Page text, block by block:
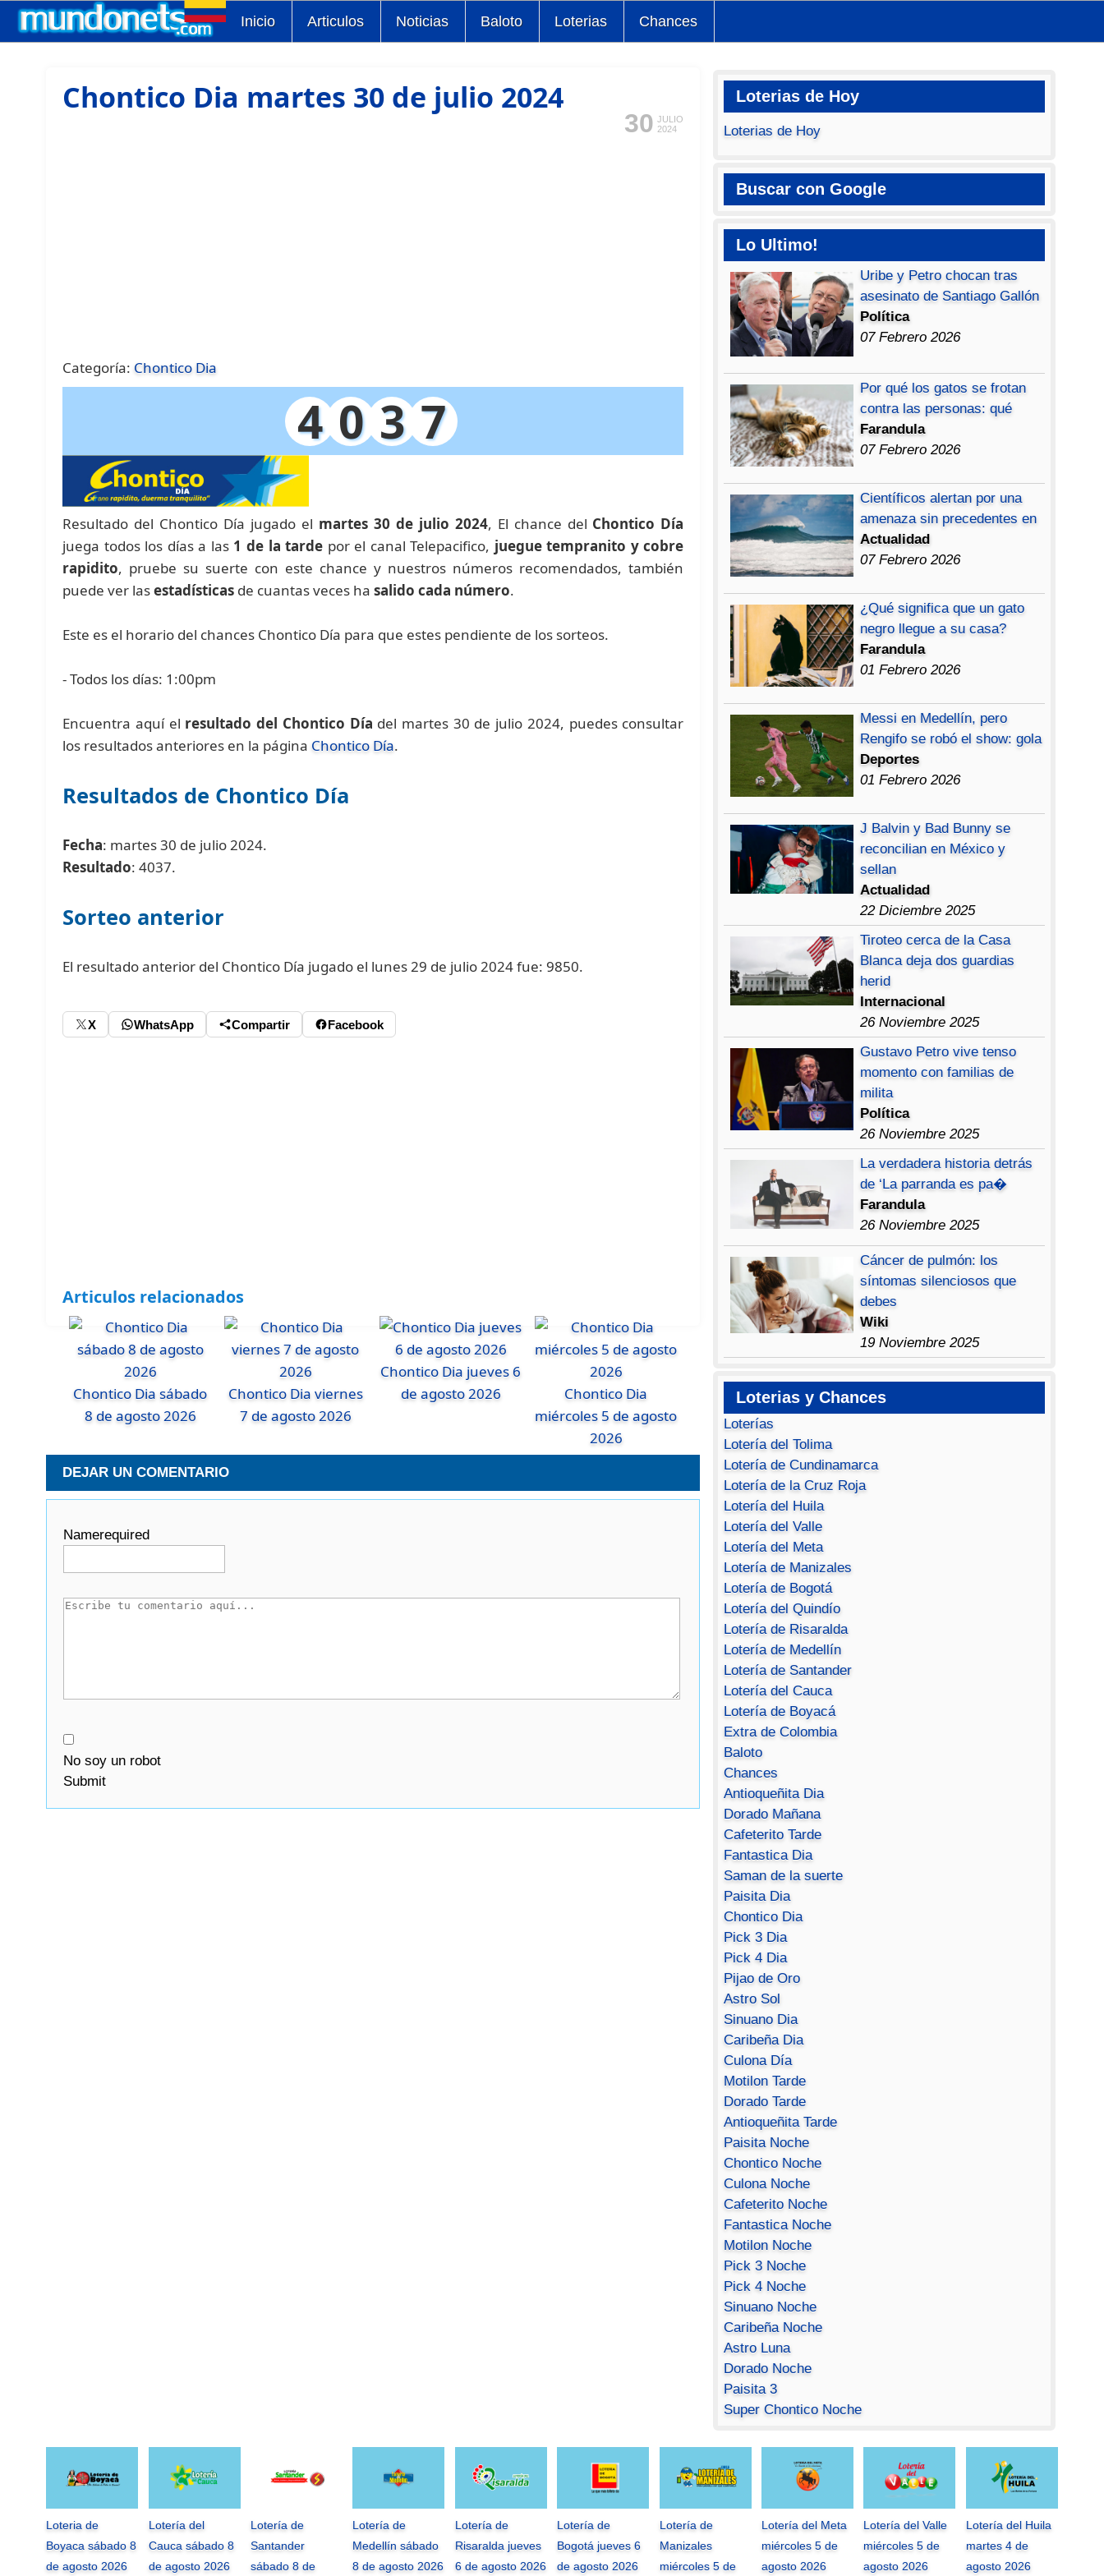
Inicio Articulos Noticias Baloto Loterias Chances
Chontico Dia martes 30 de julio 2024
30 JULIO
2024
Categoría: Chontico Dia
4 0 3 7
Resultado del Chontico Día jugado el martes 30 de julio 2024, El chance del Chontico Día
juega todos los días a las 1 de la tarde por el canal Telepacifico, juegue tempranito y cobre
rapidito, pruebe su suerte con este chance y nuestros números recomendados, también
puede ver lasestadísticas de cuantas veces hasalido cada número.
Este es el horario del chances Chontico Día para que estes pendiente de los sorteos.
- Todos los días: 1:00pm
Encuentra aquí el resultado del Chontico Día del martes 30 de julio 2024, puedes consultar
los resultados anteriores en la página Chontico Día.
Resultados de Chontico Día
Fecha: martes 30 de julio 2024.
Resultado: 4037.
Sorteo anterior
El resultado anterior del Chontico Día jugado el lunes 29 de julio 2024 fue: 9850.
X WhatsApp Compartir Facebook
Articulos relacionados
Chontico Dia sábado
8 de agosto 2026
Chontico Dia viernes
7 de agosto 2026
Chontico Dia jueves 6
de agosto 2026
Chontico Dia
miércoles 5 de agosto
2026
DEJAR UN COMENTARIO
Namerequired
No soy un robot
Submit
Loterias de Hoy
Loterias de Hoy
Buscar con Google
Lo Ultimo!
Uribe y Petro chocan tras
asesinato de Santiago Gallón
Política
07 Febrero 2026
Por qué los gatos se frotan
contra las personas: qué
Farandula
07 Febrero 2026
Científicos alertan por una
amenaza sin precedentes en
Actualidad
07 Febrero 2026
¿Qué significa que un gato
negro llegue a su casa?
Farandula
01 Febrero 2026
Messi en Medellín, pero
Rengifo se robó el show: gola
Deportes
01 Febrero 2026
J Balvin y Bad Bunny se
reconcilian en México y
sellan
Actualidad
22 Diciembre 2025
Tiroteo cerca de la Casa
Blanca deja dos guardias
herid
Internacional
26 Noviembre 2025
Gustavo Petro vive tenso
momento con familias de
milita
Política
26 Noviembre 2025
La verdadera historia detrás
de ‘La parranda es pa�
Farandula
26 Noviembre 2025
Cáncer de pulmón: los
síntomas silenciosos que
debes
Wiki
19 Noviembre 2025
Loterias y Chances
Loterías
Lotería del Tolima
Lotería de Cundinamarca
Lotería de la Cruz Roja
Lotería del Huila
Lotería del Valle
Lotería del Meta
Lotería de Manizales
Lotería de Bogotá
Lotería del Quindío
Lotería de Risaralda
Lotería de Medellín
Lotería de Santander
Lotería del Cauca
Lotería de Boyacá
Extra de Colombia
Baloto
Chances
Antioqueñita Dia
Dorado Mañana
Cafeterito Tarde
Fantastica Dia
Saman de la suerte
Paisita Dia
Chontico Dia
Pick 3 Dia
Pick 4 Dia
Pijao de Oro
Astro Sol
Sinuano Dia
Caribeña Dia
Culona Día
Motilon Tarde
Dorado Tarde
Antioqueñita Tarde
Paisita Noche
Chontico Noche
Culona Noche
Cafeterito Noche
Fantastica Noche
Motilon Noche
Pick 3 Noche
Pick 4 Noche
Sinuano Noche
Caribeña Noche
Astro Luna
Dorado Noche
Paisita 3
Super Chontico Noche
Loteria de
Boyaca sábado 8
de agosto 2026
Lotería del
Cauca sábado 8
de agosto 2026
Lotería de
Santander
sábado 8 de
Lotería de
Medellín sábado
8 de agosto 2026
Lotería de
Risaralda jueves
6 de agosto 2026
Lotería de
Bogotá jueves 6
de agosto 2026
Lotería de
Manizales
miércoles 5 de
Lotería del Meta
miércoles 5 de
agosto 2026
Lotería del Valle
miércoles 5 de
agosto 2026
Lotería del Huila
martes 4 de
agosto 2026